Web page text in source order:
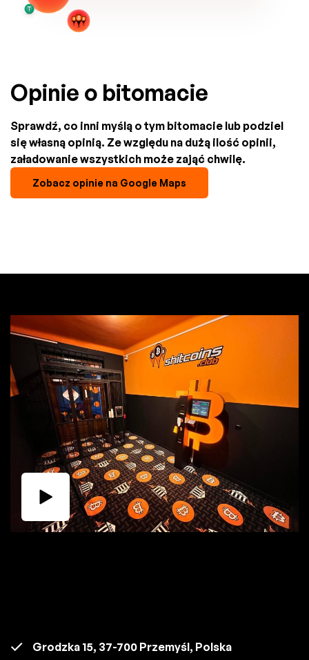
Opinie o bitomacie
Sprawdź, co inni myślą o tym bitomacie lub podziel
się własną opinią. Ze względu na dużą ilość opinii,
załadowanie wszystkich może zająć chwilę.
Zobacz opinie na Google Maps
Grodzka 15, 37-700 Przemyśl, Polska